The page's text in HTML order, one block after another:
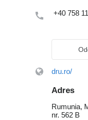
+40 758
dru.ro/
Adres
Rumunia,
nr. 562 B